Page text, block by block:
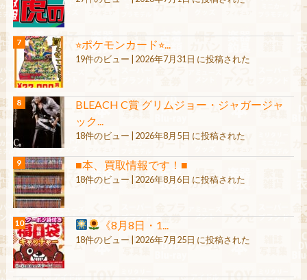
⭐︎ポケモンカード⭐︎...
19件のビュー | 2026年7月31日 に投稿された
BLEACH C賞 グリムジョー・ジャガージャ
ック...
18件のビュー | 2026年8月5日 に投稿された
■本、買取情報です！■
18件のビュー | 2026年8月6日 に投稿された
《8月8日・1...
18件のビュー | 2026年7月25日 に投稿された